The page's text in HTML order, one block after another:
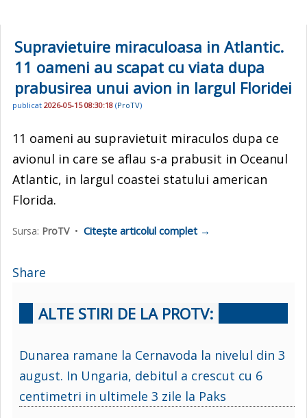
Supravietuire miraculoasa in Atlantic.
11 oameni au scapat cu viata dupa
prabusirea unui avion in largul Floridei
publicat 2026-05-15 08:30:18 (ProTV)
11 oameni au supravietuit miraculos dupa ce
avionul in care se aflau s-a prabusit in Oceanul
Atlantic, in largul coastei statului american
Florida.
Sursa: ProTV• Citește articolul complet →
Share
ALTE STIRI DE LA PROTV:
Dunarea ramane la Cernavoda la nivelul din 3
august. In Ungaria, debitul a crescut cu 6
centimetri in ultimele 3 zile la Paks